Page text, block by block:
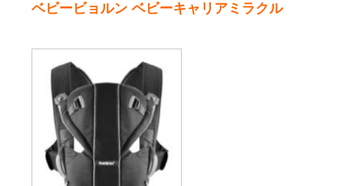
ベビービョルン ベビーキャリアミラクル